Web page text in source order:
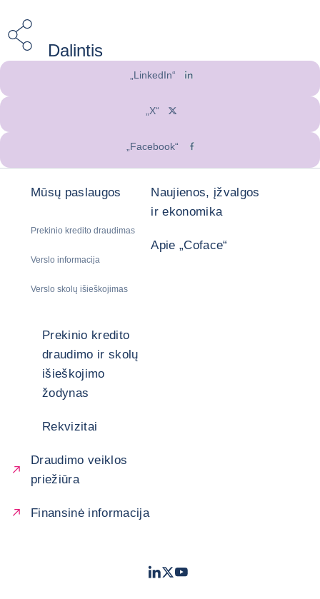
Dalintis
„LinkedIn“
„X“
„Facebook“
Mūsų paslaugos
Prekinio kredito draudimas
Verslo informacija
Verslo skolų išieškojimas
Naujienos, įžvalgos
ir ekonomika
Apie „Coface“
Prekinio kredito
draudimo ir skolų
išieškojimo
žodynas
Rekvizitai
Draudimo veiklos
priežiūra
Finansinė informacija
LinkedIn
TwitterYoutube